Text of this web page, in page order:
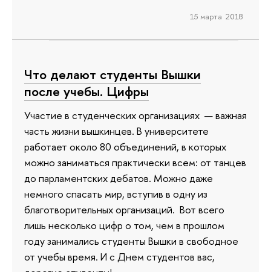
15 марта 2018
Что делают студенты Вышки
после учебы. Цифры
Участие в студенческих организациях — важная
часть жизни вышкинцев. В университете
работает около 80 объединений, в которых
можно заниматься практически всем: от танцев
до парламентских дебатов. Можно даже
немного спасать мир, вступив в одну из
благотворительных организаций. Вот всего
лишь несколько цифр о том, чем в прошлом
году занимались студенты Вышки в свободное
от учебы время. И с Днем студентов вас,